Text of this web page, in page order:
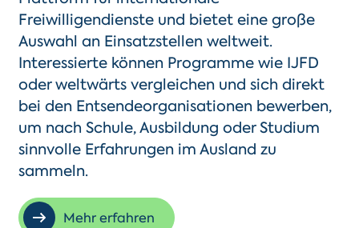
Freiwilligendienste und bietet eine große
Auswahl an Einsatzstellen weltweit.
Interessierte können Programme wie IJFD
oder weltwärts vergleichen und sich direkt
bei den Entsendeorganisationen bewerben,
um nach Schule, Ausbildung oder Studium
sinnvolle Erfahrungen im Ausland zu
sammeln.
Mehr erfahren